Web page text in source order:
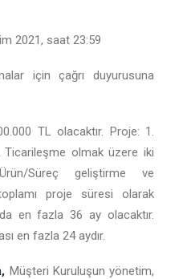
2021, saat 23:59
için çağrı duyurusuna
TL olacaktır. Proje: 1.
olmak üzere iki
Süreç geliştirme ve
proje süresi olarak
en fazla 36 ay olacaktır.
en fazla 24 aydır.
Müşteri Kuruluşun yönetim,